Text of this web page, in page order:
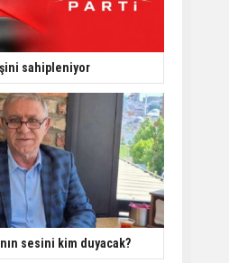
sahipleniyor
sesini kim duyacak?